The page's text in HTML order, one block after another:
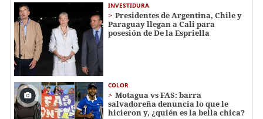
INVESTIDURA
Presidentes de Argentina, Chile y
Paraguay llegan a Cali para
posesión de De la Espriella
COLOR
Motagua vs FAS: barra
salvadoreña denuncia lo que le
hicieron y, ¿quién es la bella chica?